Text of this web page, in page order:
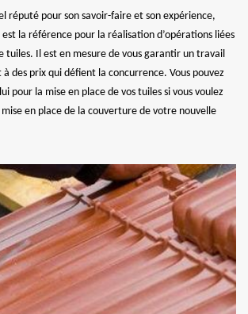
réputé pour son savoir-faire et son expérience,
la référence pour la réalisation d’opérations liées
tuiles. Il est en mesure de vous garantir un travail
des prix qui défient la concurrence. Vous pouvez
pour la mise en place de vos tuiles si vous voulez
en place de la couverture de votre nouvelle